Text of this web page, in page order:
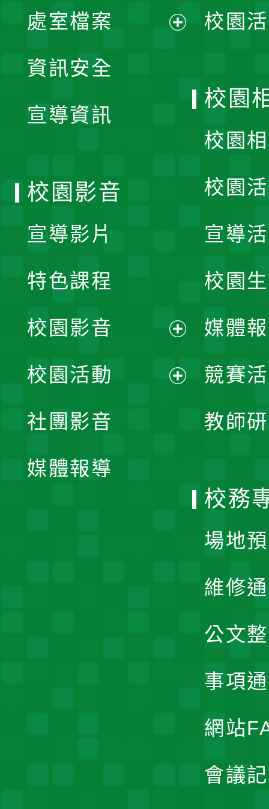
單
處室檔案
資訊安全
宣導資訊
校園
校園
校園
校園
宣導
校園
媒體
競賽
教師
校園影音
宣導影片
特色課程
校園影音
開
校園活動
社團影音
媒體報導
校務
場地
維修
公文
事項
網站
會議